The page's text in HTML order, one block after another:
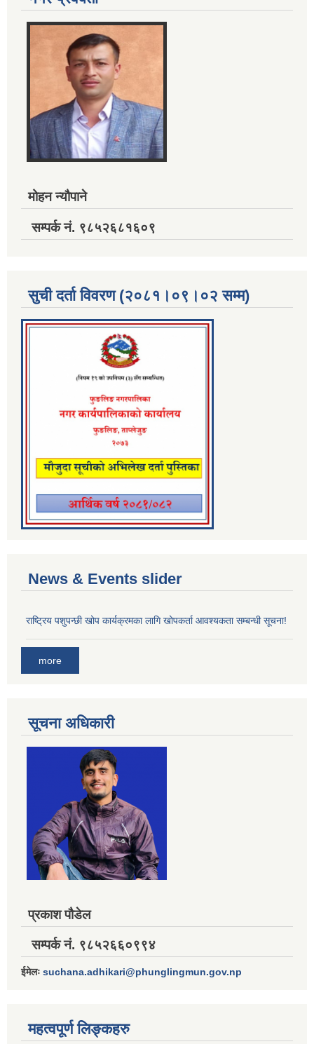
मोहन न्यौपाने
सम्पर्क नं. ९८५२६८१६०९
सुची दर्ता विवरण (२०८१।०९।०२ सम्म)
News & Events slider
राष्ट्रिय पशुपन्छी खोप कार्यक्रमका लागि खोपकर्ता आवश्यकता सम्बन्धी सूचना!
more
सूचना अधिकारी
प्रकाश पौडेल
सम्पर्क नं. ९८५२६६०९९४
ईमेलः suchana.adhikari@phunglingmun.gov.np
महत्वपूर्ण लिङ्कहरु